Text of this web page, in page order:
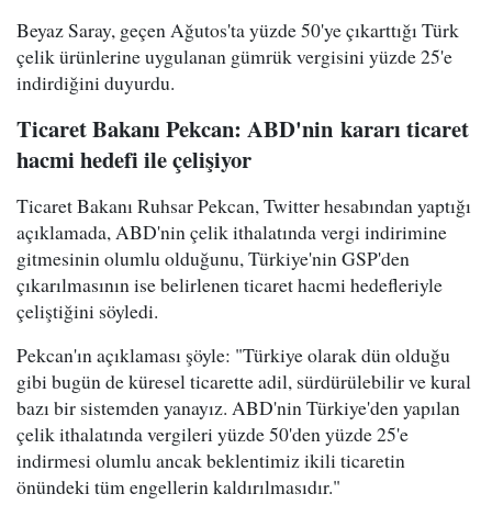
Beyaz Saray, geçen Ağutos'ta yüzde 50'ye çıkarttığı Türk
çelik ürünlerine uygulanan gümrük vergisini yüzde 25'e
indirdiğini duyurdu.
Ticaret Bakanı Pekcan: ABD'nin kararı ticaret
hacmi hedefi ile çelişiyor
Ticaret Bakanı Ruhsar Pekcan, Twitter hesabından yaptığı
açıklamada, ABD'nin çelik ithalatında vergi indirimine
gitmesinin olumlu olduğunu, Türkiye'nin GSP'den
çıkarılmasının ise belirlenen ticaret hacmi hedefleriyle
çeliştiğini söyledi.
Pekcan'ın açıklaması şöyle: "Türkiye olarak dün olduğu
gibi bugün de küresel ticarette adil, sürdürülebilir ve kural
bazı bir sistemden yanayız. ABD'nin Türkiye'den yapılan
çelik ithalatında vergileri yüzde 50'den yüzde 25'e
indirmesi olumlu ancak beklentimiz ikili ticaretin
önündeki tüm engellerin kaldırılmasıdır."